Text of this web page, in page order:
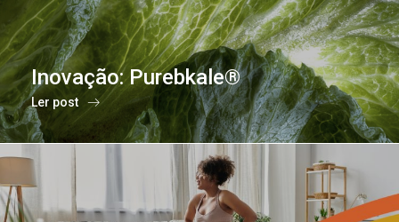
Inovação: Purebkale®
Ler post